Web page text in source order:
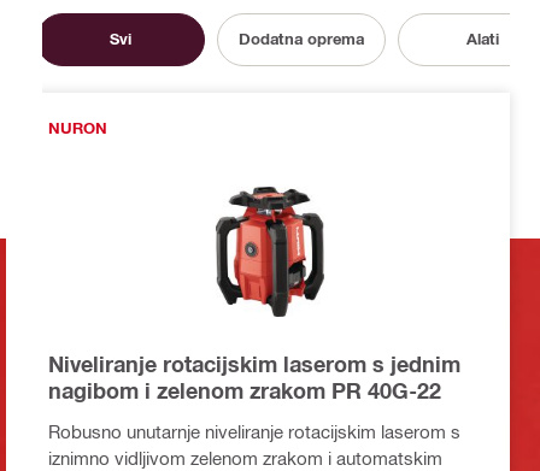
Svi Dodatna oprema Alati
NURON
Niveliranje rotacijskim laserom s jednim
nagibom i zelenom zrakom PR 40G-22
Robusno unutarnje niveliranje rotacijskim laserom s
iznimno vidljivom zelenom zrakom i automatskim